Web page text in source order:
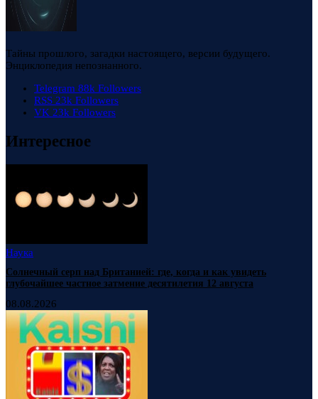
Тайны прошлого, загадки настоящего, версии будущего.
Энциклопедия непознанного.
Telegram 88k Followers
RSS 23k Followers
VK 23k Followers
Интересное
Наука
Солнечный серп над Британией: где, когда и как увидеть
глубочайшее частное затмение десятилетия 12 августа
08.08.2026